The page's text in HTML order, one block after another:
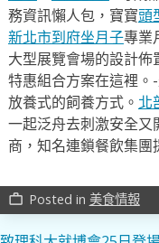
務資訊懶人包，寶寶頭
新北市到府坐月子專業
大型展覽會場的設計佈
特惠組合方案在這裡。
放養式的飼養方式。 北
一起泛舟去​刺激安全又
商，知名連鎖餐飲集
work_outline Posted in 美食情報